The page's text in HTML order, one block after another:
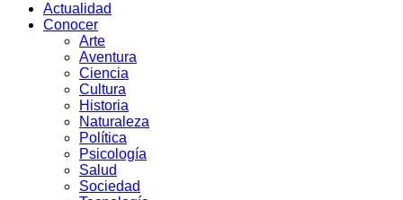
Actualidad
Conocer
Arte
Aventura
Ciencia
Cultura
Historia
Naturaleza
Política
Psicología
Salud
Sociedad